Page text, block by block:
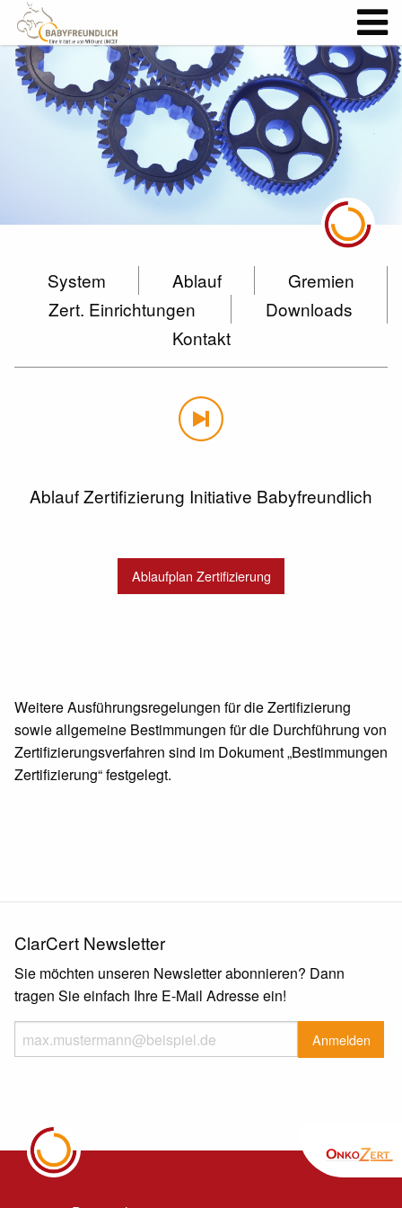
System Ablauf
Gremien
Zert. Einrichtungen
Downloads
Kontakt
Ablauf Zertifizierung Initiative Babyfreundlich
Ablaufplan Zertifizierung
Weitere Ausführungsregelungen für die Zertifizierung
sowie allgemeine Bestimmungen für die Durchführung von
Zertifizierungsverfahren sind im Dokument „Bestimmungen
Zertifizierung“ festgelegt.
ClarCert Newsletter
Sie möchten unseren Newsletter abonnieren? Dann
tragen Sie einfach Ihre E-Mail Adresse ein!